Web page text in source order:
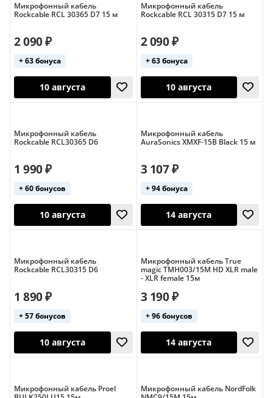
Микрофонный кабель
Rockcable RCL 30365 D7 15 м
2 090 ₽
+ 63 бонуса
10 августа
Микрофонный кабель
Rockcable RCL 30315 D7 15 м
2 090 ₽
+ 63 бонуса
10 августа
Микрофонный кабель
Rockcable RCL30365 D6
1 990 ₽
+ 60 бонусов
10 августа
Микрофонный кабель
AuraSonics XMXF-15B Black 15 м
3 107 ₽
+ 94 бонуса
14 августа
Микрофонный кабель
Rockcable RCL30315 D6
1 890 ₽
+ 57 бонусов
Микрофонный кабель True
magic TMH003/15M HD XLR male
- XLR female 15м
3 190 ₽
+ 96 бонусов
Микрофонный кабель Proel
Микрофонный кабель NordFolk